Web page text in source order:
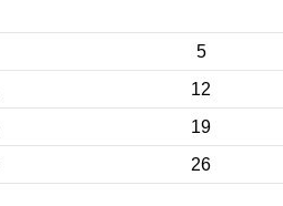
5
12
19
26